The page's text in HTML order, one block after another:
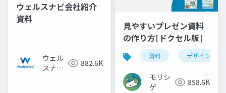
ウェルスナビ会社紹介
資料
ウェル
スナビ
882.6K
見やすいプレゼン資料
の作り方[ドクセル版]
資料 デザイン
モリシ
ゲ
858.6K